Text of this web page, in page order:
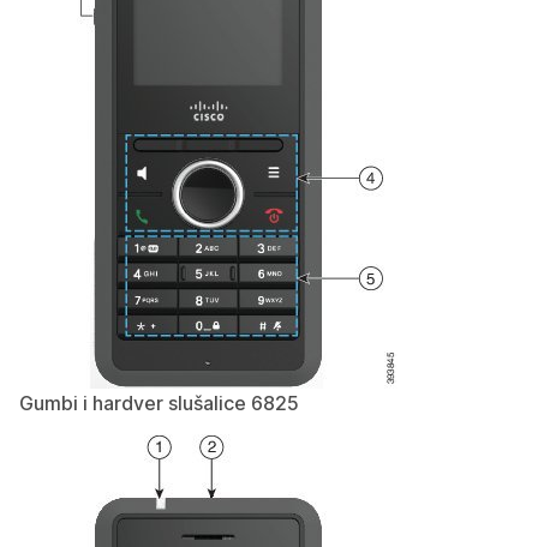
Gumbi i hardver slušalice 6825